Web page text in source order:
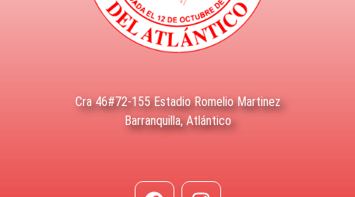
Cra 46#72-155 Estadio Romelio Martinez
Barranquilla, Atlántico